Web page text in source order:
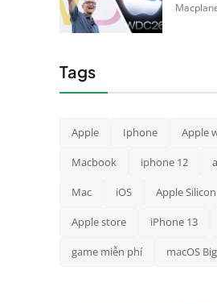
Tags
Apple Iphone Apple
Macbook iphone 12
Mac iOS Apple Silicon
Apple store iPhone 13
game miễn phí macOS